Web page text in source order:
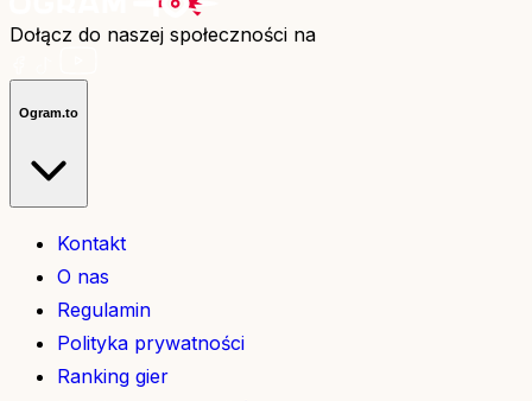
Dołącz do naszej społeczności na
Ogram.to
Kontakt
O nas
Regulamin
Polityka prywatności
Ranking gier